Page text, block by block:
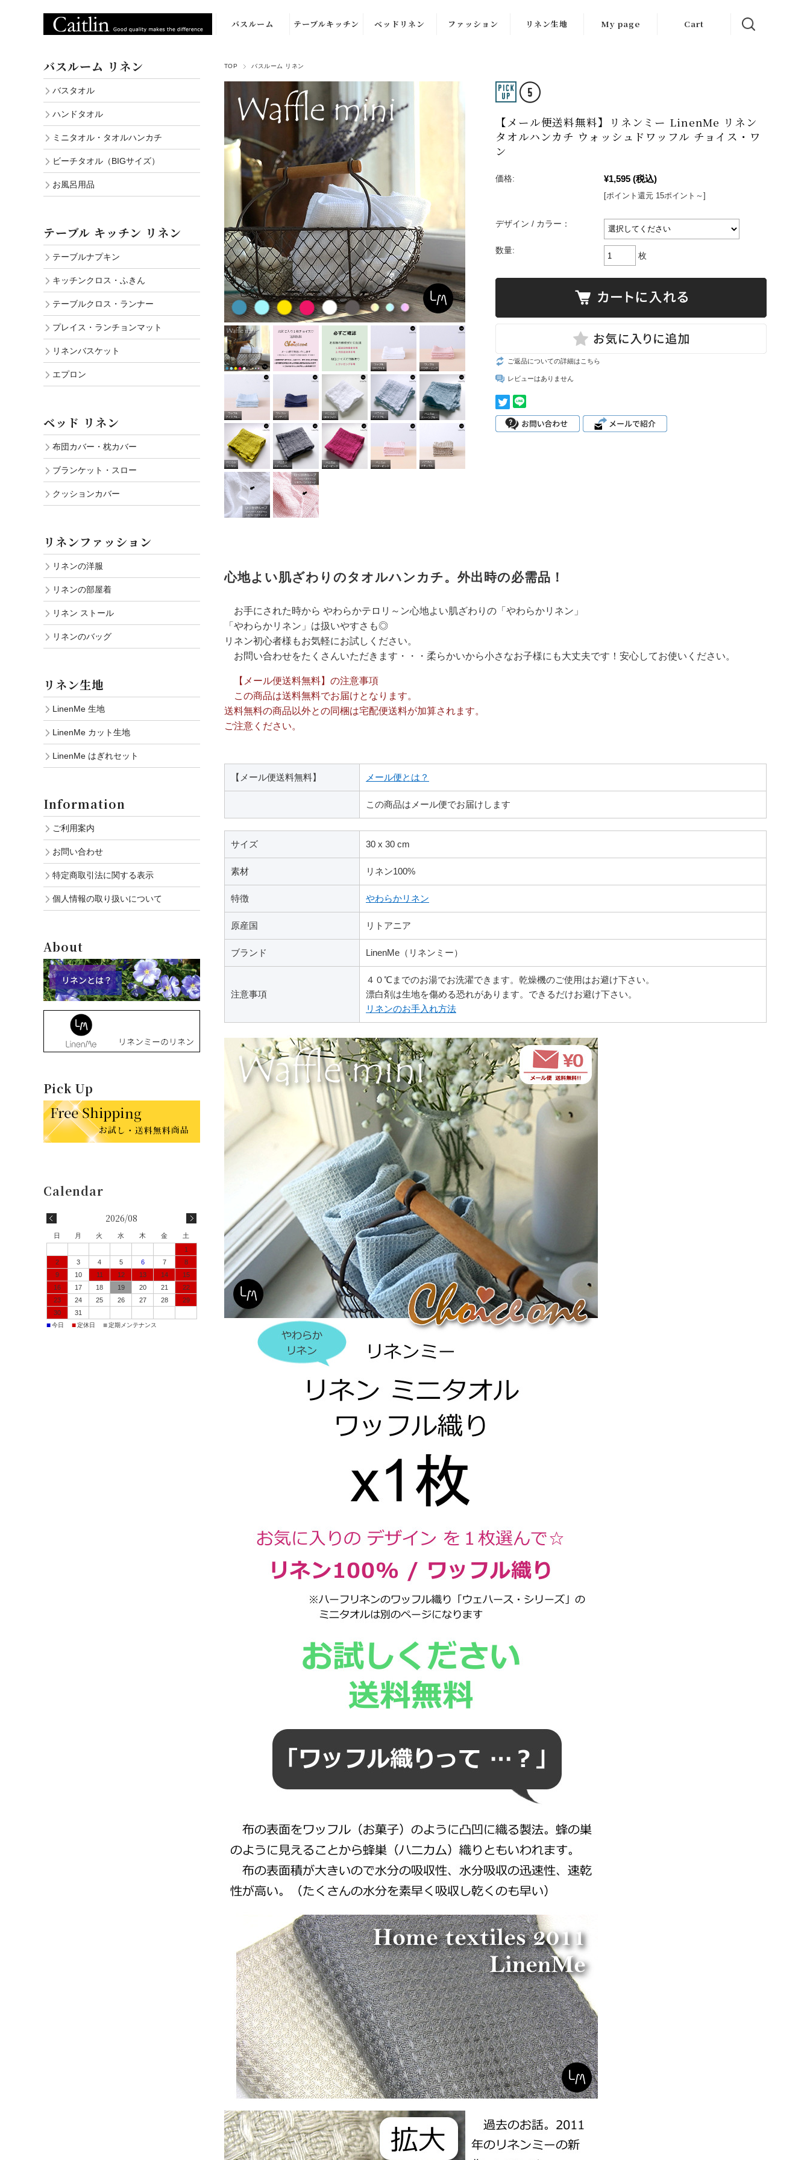
バスルーム
ハンドタオル
ミニタオル
ビーチタオル
（BIGサイズ）
お風呂用品
テーブルキッチン
キッチンクロ
ス・ふきん
テーブルクロ
ス・ランナー
プレイス・ラン
チョンマット
バスケット
エプロン
ベッドリネン
ブランケット・
スロー
クッションカバ
ファッション リネン生地
カット生地
My page Cart
TOP バスルーム リネン
【メール便送料無料】リネンミー LinenMe リネン
タオルハンカチ ウォッシュドワッフル チョイス・ワ
ン
価格: ¥1,595 (税込)
[ポイント還元 15ポイント～]
デザイン / カラー：
数量:
枚
ご返品についての詳細はこちら
レビューはありません
心地よい肌ざわりのタオルハンカチ。外出時の必需品！
お手にされた時から やわらかテロリ～ン心地よい肌ざわりの「やわらかリネン」
「やわらかリネン」は扱いやすさも◎
リネン初心者様もお気軽にお試しください。
お問い合わせをたくさんいただきます・・・柔らかいから小さなお子様にも大丈夫です！安心してお使いください。
【メール便送料無料】の注意事項
この商品は送料無料でお届けとなります。
送料無料の商品以外との同梱は宅配便送料が加算されます。
ご注意ください。
【メール便送料無料】 メール便とは？
この商品はメール便でお届けします
サイズ 30 x 30 cm
素材 リネン100%
特徴 やわらかリネン
原産国 リトアニア
ブランド LinenMe（リネンミー）
注意事項
４０℃までのお湯でお洗濯できます。乾燥機のご使用はお避け下さい。
漂白剤は生地を傷める恐れがあります。できるだけお避け下さい。
リネンのお手入れ方法
バスルーム リネン
バスタオル
ハンドタオル
ミニタオル・タオルハンカチ
ビーチタオル（BIGサイズ）
お風呂用品
テーブル キッチン リネン
テーブルナプキン
キッチンクロス・ふきん
テーブルクロス・ランナー
プレイス・ランチョンマット
リネンバスケット
エプロン
ベッド リネン
布団カバー・枕カバー
ブランケット・スロー
クッションカバー
リネンファッション
リネンの洋服
リネンの部屋着
リネン ストール
リネンのバッグ
リネン生地
LinenMe 生地
LinenMe カット生地
LinenMe はぎれセット
Information
ご利用案内
お問い合わせ
特定商取引法に関する表示
個人情報の取り扱いについて
About
Pick Up
2026/08
日 月 火 水 木 金
土
1
2
3 4 5 6 7
8
9
10 11 12 13 14
15
16
17 18 19 20 21
22
23
24 25 26 27 28
29
30
31
■今日 ■定休日 ■定期メンテナンス